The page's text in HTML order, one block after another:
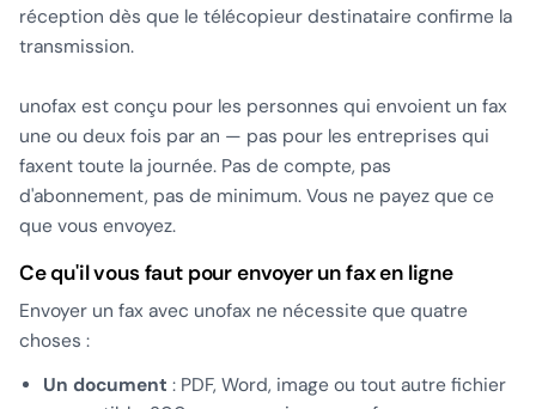
réception dès que le télécopieur destinataire confirme la
transmission.
unofax est conçu pour les personnes qui envoient un fax
une ou deux fois par an — pas pour les entreprises qui
faxent toute la journée. Pas de compte, pas
d'abonnement, pas de minimum. Vous ne payez que ce
que vous envoyez.
Ce qu'il vous faut pour envoyer un fax en ligne
Envoyer un fax avec unofax ne nécessite que quatre
choses :
Un document : PDF, Word, image ou tout autre fichier